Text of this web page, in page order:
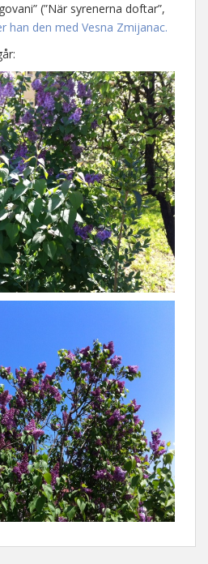
(”När syrenerna doftar”,
han den med Vesna Zmijanac.